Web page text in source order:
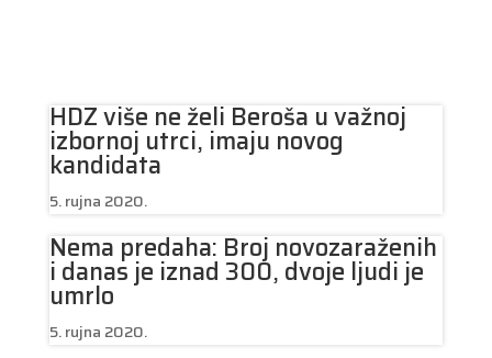
HDZ više ne želi Beroša u važnoj
izbornoj utrci, imaju novog
kandidata
5. rujna 2020.
Nema predaha: Broj novozaraženih
i danas je iznad 300, dvoje ljudi je
umrlo
5. rujna 2020.